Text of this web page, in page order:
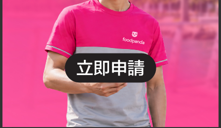
8月~11月活動
新活動說明
活動日期